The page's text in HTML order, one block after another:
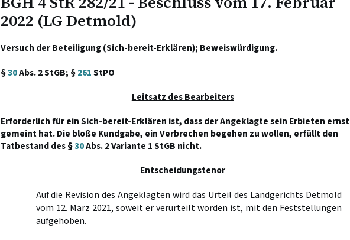
2022 (LG Detmold)
Versuch der Beteiligung (Sich-bereit-Erklären); Beweiswürdigung.
§30Abs. 2 StGB; §261StPO
Leitsatz des Bearbeiters
Erforderlich für ein Sich-bereit-Erklären ist, dass der Angeklagte sein Erbieten ernst
gemeint hat. Die bloße Kundgabe, ein Verbrechen begehen zu wollen, erfüllt den
Tatbestand des §30Abs. 2 Variante 1 StGB nicht.
Entscheidungstenor
Auf die Revision des Angeklagten wird das Urteil des Landgerichts Detmold
vom 12. März 2021, soweit er verurteilt worden ist, mit den Feststellungen
aufgehoben.